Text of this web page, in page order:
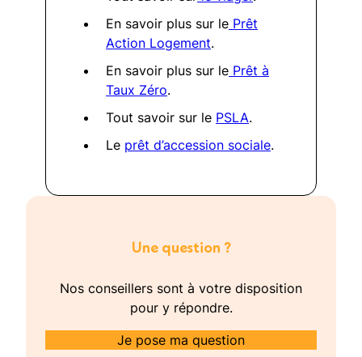
En savoir plus sur le Prêt
Action Logement.
En savoir plus sur le Prêt à
Taux Zéro.
Tout savoir sur le PSLA.
Le prêt d’accession sociale.
Une question ?
Nos conseillers sont à votre disposition
pour y répondre.
Je pose ma question